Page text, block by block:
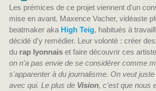
Les prémices de ce projet viennent d'un
mise en avant. Maxence Vacher, vidéaste
beatmaker aka High Teig, habitués à
décidé d'y remédier. Leur volonté : créer
du rap lyonnais et faire découvrir ces
on n'a pas envie de se considérer comme
s'apparenter à du journalisme. On veut
avec qui. Le plus de Vision, c'est que nous